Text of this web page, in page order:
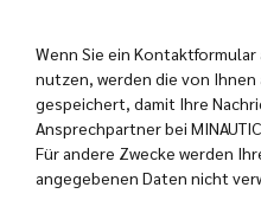
Wenn Sie ein
nutzen, werden die von
gespeichert, damit Ihre
Ansprechpartner bei
Für andere Zwecke werden
angegebenen Daten nicht